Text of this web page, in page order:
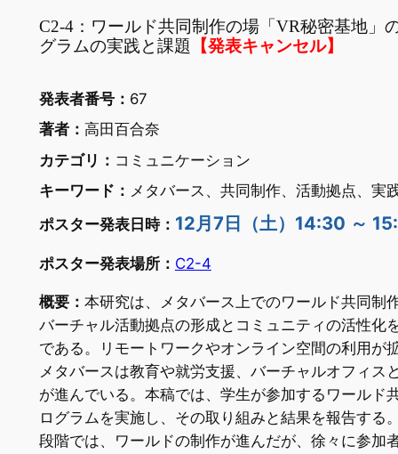
C2-4：ワールド共同制作の場「VR秘密基地」
グラムの実践と課題 【発表キャンセル】
発表者番号： 67
著者： 高田百合奈
カテゴリ： コミュニケーション
キーワード： メタバース、共同制作、活動拠点、実
ポスター発表日時： 12月7日（土）14:30 ～
ポスター発表場所： C2-4
概要： 本研究は、メタバース上でのワールド共同制
バーチャル活動拠点の形成とコミュニティの活性化
である。リモートワークやオンライン空間の利用が
メタバースは教育や就労支援、バーチャルオフィス
が進んでいる。本稿では、学生が参加するワールド
ログラムを実施し、その取り組みと結果を報告する
段階では、ワールドの制作が進んだが、徐々に参加